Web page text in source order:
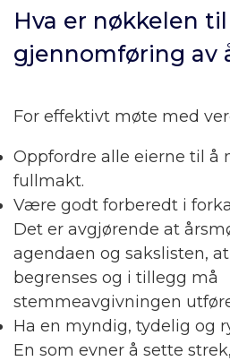
Hva er nøkkelen
gjennomføring av
For effektivt møte med
Oppfordre alle eierne til å
fullmakt.
Være godt forberedt i
Det er avgjørende at
agendaen og sakslisten,
begrenses og i tillegg må
stemmeavgivningen
Ha en myndig, tydelig og
En som evner å sette